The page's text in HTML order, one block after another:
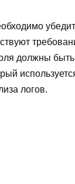
должны
логов.